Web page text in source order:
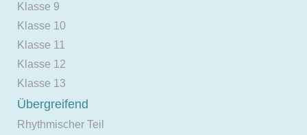
Klasse 9
Klasse 10
Klasse 11
Klasse 12
Klasse 13
Übergreifend
Rhythmischer Teil